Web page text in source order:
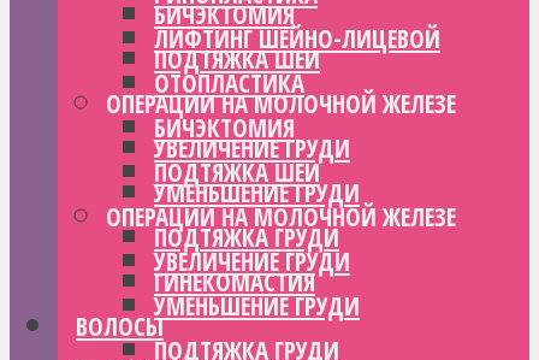
БИЧЭКТОМИЯ
ПОДТЯЖКА ШЕИ
ОПЕРАЦИИ НА МОЛОЧНОЙ ЖЕЛЕЗЕ
УВЕЛИЧЕНИЕ ГРУДИ
УМЕНЬШЕНИЕ ГРУДИ
ПОДТЯЖКА ГРУДИ
ГИНЕКОМАСТИЯ
ВОЛОСЫ
ЛИФТИНГ ШЕЙНО-ЛИЦЕВОЙ
ОТОПЛАСТИКА
БИЧЭКТОМИЯ
ПОДТЯЖКА ШЕИ
ОПЕРАЦИИ НА МОЛОЧНОЙ ЖЕЛЕЗЕ
УВЕЛИЧЕНИЕ ГРУДИ
УМЕНЬШЕНИЕ ГРУДИ
ПОДТЯЖКА ГРУДИ